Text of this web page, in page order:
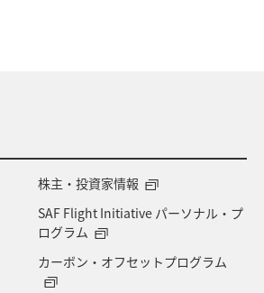
マイルを貯める
アメリカ・カナダ・中南米
株主・投資家情報
SAF Flight Initiative パーソナル・プ
ログラム
カーボン・オフセットプログラム